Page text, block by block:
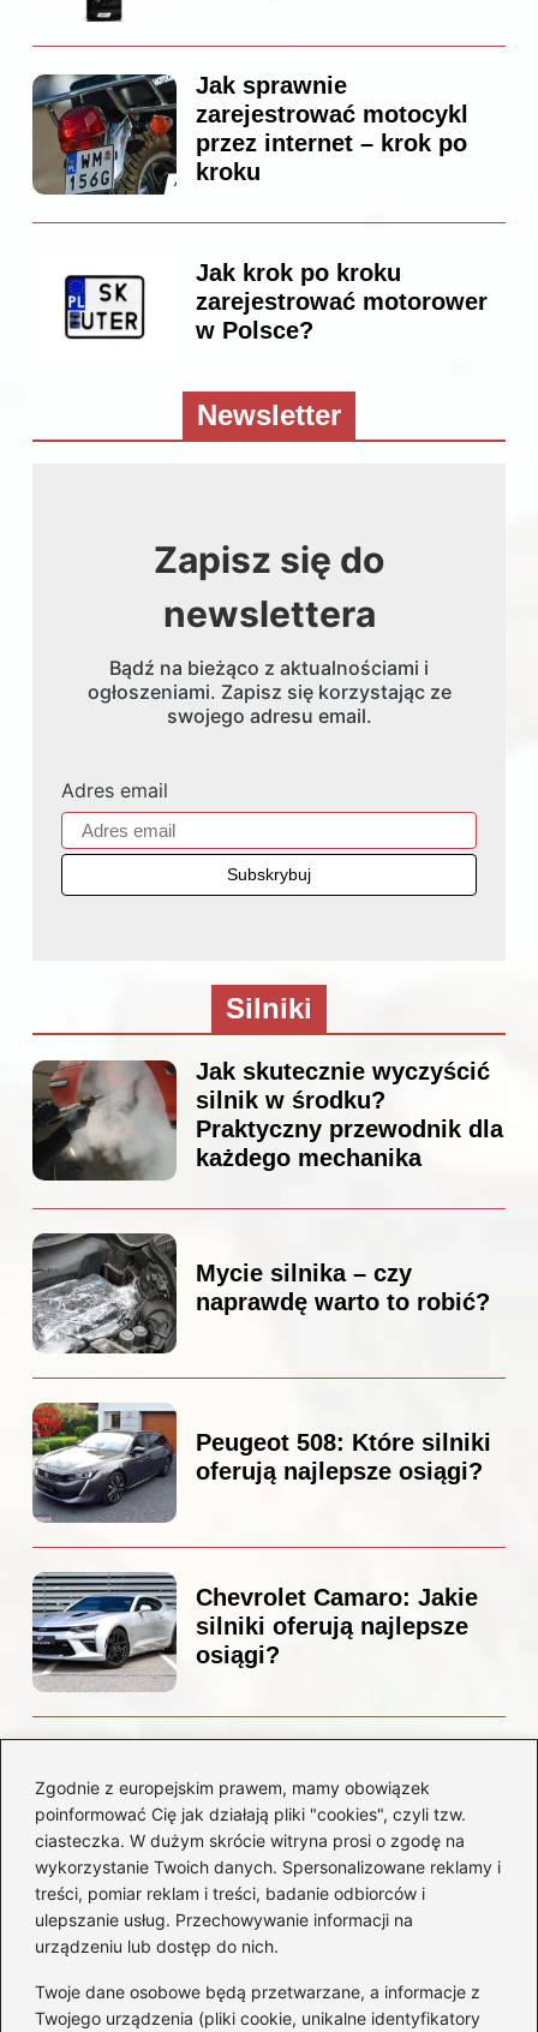
Zgodnie z europejskim prawem, mamy obowiązek
poinformować Cię jak działają pliki "cookies", czyli tzw.
ciasteczka. W dużym skrócie witryna prosi o zgodę na
wykorzystanie Twoich danych. Spersonalizowane reklamy i
treści, pomiar reklam i treści, badanie odbiorców i
ulepszanie usług. Przechowywanie informacji na
urządzeniu lub dostęp do nich.
Twoje dane osobowe będą przetwarzane, a informacje z
Twojego urządzenia (pliki cookie, unikalne identyfikatory
Jak sprawnie
zarejestrować motocykl
przez internet – krok po
kroku
Jak krok po kroku
zarejestrować motorower
w Polsce?
Newsletter
Zapisz się do
newslettera
Bądź na bieżąco z aktualnościami i
ogłoszeniami. Zapisz się korzystając ze
swojego adresu email.
Adres email
Silniki
Jak skutecznie wyczyścić
silnik w środku?
Praktyczny przewodnik dla
każdego mechanika
Mycie silnika – czy
naprawdę warto to robić?
Peugeot 508: Które silniki
oferują najlepsze osiągi?
Chevrolet Camaro: Jakie
silniki oferują najlepsze
osiągi?
Odkryj przyczyny i
rozwiązania dla Twojego
silnika
Kategorie
Akumulatory (85)
Benzyna i Diesel (80)